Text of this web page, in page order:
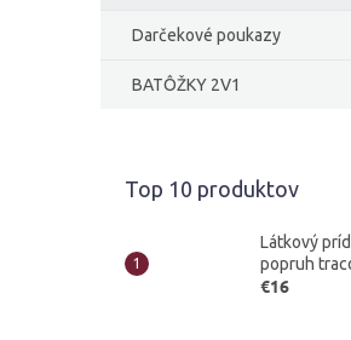
Darčekové poukazy
BATÔŽKY 2V1
Top 10 produktov
Látkový
popruh
€16